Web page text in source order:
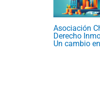
Asociación
Derecho
Un cambio